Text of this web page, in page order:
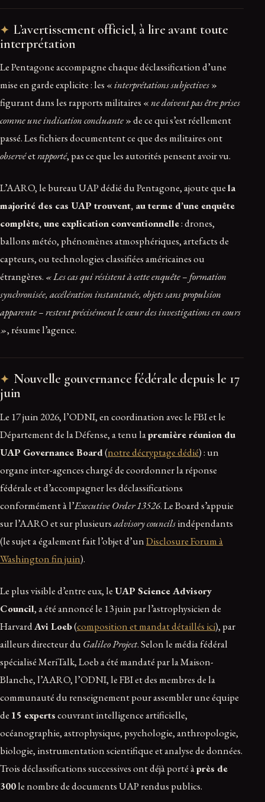
L’avertissement officiel, à lire avant toute
interprétation
Le Pentagone accompagne chaque déclassification d’une
mise en garde explicite : les «interprétations subjectives»
figurant dans les rapports militaires «ne doivent pas être prises
comme une indication concluante» de ce qui s’est réellement
passé. Les fichiers documentent ce que des militaires ont
observéetrapporté, pas ce que les autorités pensent avoir vu.
L’AARO, le bureau UAP dédié du Pentagone, ajoute quela
majorité des cas UAP trouvent, au terme d’une enquête
complète, une explication conventionnelle: drones,
ballons météo, phénomènes atmosphériques, artefacts de
capteurs, ou technologies classifiées américaines ou
étrangères. « Les cas qui résistent à cette enquête – formation
synchronisée, accélération instantanée, objets sans propulsion
apparente – restent précisément le cœur des investigations en cours
», résume l’agence.
Nouvelle gouvernance fédérale depuis le 17
juin
Le 17 juin 2026, l’ODNI, en coordination avec le FBI et le
Département de la Défense, a tenu lapremière réunion du
UAP Governance Board(notre décryptage dédié) : un
organe inter-agences chargé de coordonner la réponse
fédérale et d’accompagner les déclassifications
conformément à l’Executive Order 13526. Le Board s’appuie
sur l’AARO et sur plusieursadvisory councilsindépendants
(le sujet a également fait l’objet d’unDisclosure Forum à
Washington fin juin).
Le plus visible d’entre eux, leUAP Science Advisory
Council, a été annoncé le 13 juin par l’astrophysicien de
HarvardAvi Loeb(composition et mandat détaillés ici), par
ailleurs directeur duGalileo Project. Selon le média fédéral
spécialisé MeriTalk, Loeb a été mandaté par la Maison-
Blanche, l’AARO, l’ODNI, le FBI et des membres de la
communauté du renseignement pour assembler une équipe
de 15 expertscouvrant intelligence artificielle,
océanographie, astrophysique, psychologie, anthropologie,
biologie, instrumentation scientifique et analyse de données.
Trois déclassifications successives ont déjà porté àprès de
300le nombre de documents UAP rendus publics.